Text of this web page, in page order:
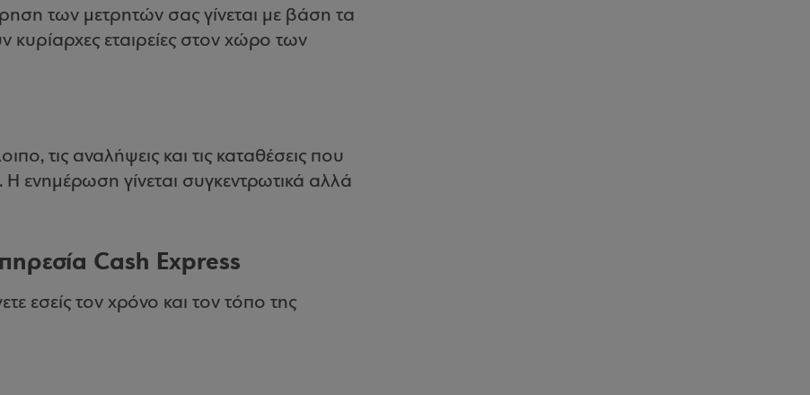
των μετρητών σας γίνεται με βάση τα
εταιρείες στον χώρο των
τις αναλήψεις και τις καταθέσεις που
ενημέρωση γίνεται συγκεντρωτικά αλλά
Cash Express
εσείς τον χρόνο και τον τόπο της